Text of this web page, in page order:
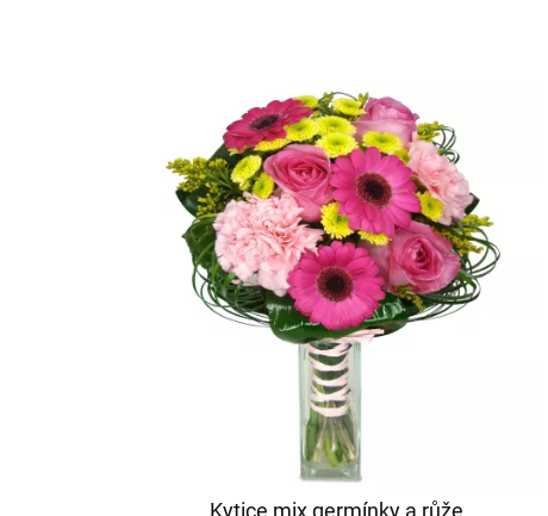
Kytice mix germínky a růže